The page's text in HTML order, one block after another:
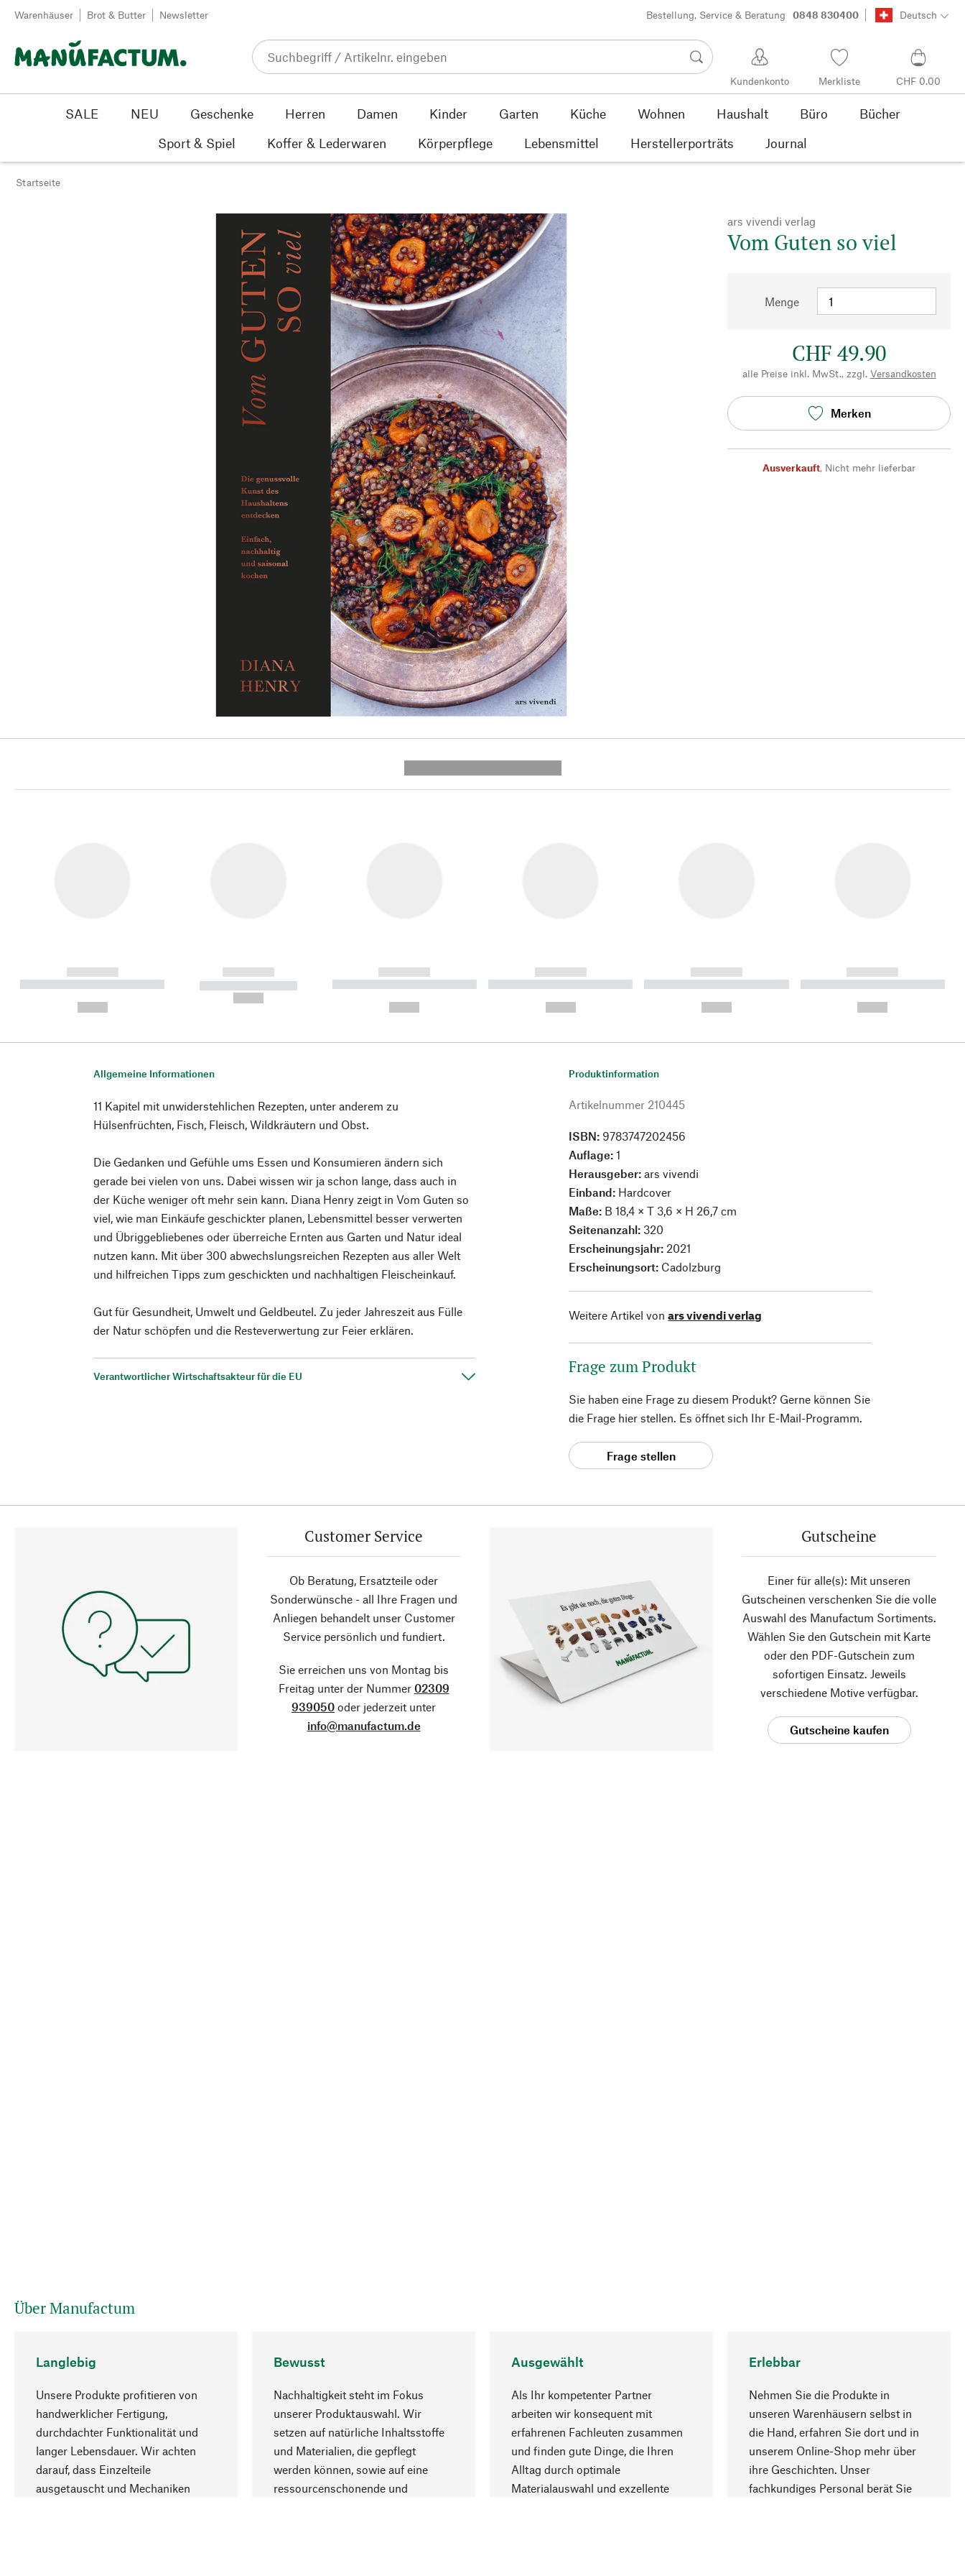
Zum Inhalt springen
Warenhäuser Brot & Butter Newsletter Bestellung, Service & Beratung 0848 830400 Deutsch
Kundenkonto Merkliste CHF 0.00
SALE NEU Geschenke Herren Damen Kinder Garten Küche Wohnen Haushalt Büro
Bücher
Sport & Spiel
Koffer & Lederwaren Körperpflege Lebensmittel Herstellerporträts Journal
Startseite
ars vivendi verlag
Vom Guten so viel
Menge
CHF 49.90
alle Preise inkl. MwSt., zzgl. Versandkosten
Merken
Ausverkauft, Nicht mehr lieferbar
------------
----------- ----------- ----------
------------
----------- -----------
------------
----------- ----------- ----------
------------
----------- ----------- ----------
------------
----------- ----------- ----------
------------
----------- ----------- ----------
Allgemeine Informationen
11 Kapitel mit unwiderstehlichen Rezepten, unter anderem zu
Hülsenfrüchten, Fisch, Fleisch, Wildkräutern und Obst.
Die Gedanken und Gefühle ums Essen und Konsumieren ändern sich
gerade bei vielen von uns. Dabei wissen wir ja schon lange, dass auch in
der Küche weniger oft mehr sein kann. Diana Henry zeigt in Vom Guten so
viel, wie man Einkäufe geschickter planen, Lebensmittel besser verwerten
und Übriggebliebenes oder überreiche Ernten aus Garten und Natur ideal
nutzen kann. Mit über 300 abwechslungsreichen Rezepten aus aller Welt
und hilfreichen Tipps zum geschickten und nachhaltigen Fleischeinkauf.
Gut für Gesundheit, Umwelt und Geldbeutel. Zu jeder Jahreszeit aus Fülle
der Natur schöpfen und die Resteverwertung zur Feier erklären.
Verantwortlicher Wirtschaftsakteur für die EU
Produktinformation
Artikelnummer 210445
ISBN: 9783747202456
Auflage:1
Herausgeber:ars vivendi
Einband: Hardcover
Maße: B 18,4 × T 3,6 × H 26,7 cm
Seitenanzahl: 320
Erscheinungsjahr: 2021
Erscheinungsort: Cadolzburg
Weitere Artikel von ars vivendi verlag
Frage zum Produkt
Sie haben eine Frage zu diesem Produkt? Gerne können Sie
die Frage hier stellen. Es öffnet sich Ihr E-Mail-Programm.
Frage stellen
Customer Service
Ob Beratung, Ersatzteile oder
Sonderwünsche - all Ihre Fragen und
Anliegen behandelt unser Customer
Service persönlich und fundiert.
Sie erreichen uns von Montag bis
Freitag unter der Nummer 02309
939050 oder jederzeit unter
info@manufactum.de
Gutscheine
Einer für alle(s): Mit unseren
Gutscheinen verschenken Sie die volle
Auswahl des Manufactum Sortiments.
Wählen Sie den Gutschein mit Karte
oder den PDF-Gutschein zum
sofortigen Einsatz. Jeweils
verschiedene Motive verfügbar.
Gutscheine kaufen
Über Manufactum
Langlebig
Unsere Produkte profitieren von
handwerklicher Fertigung,
durchdachter Funktionalität und
langer Lebensdauer. Wir achten
darauf, dass Einzelteile
ausgetauscht und Mechaniken
Bewusst
Nachhaltigkeit steht im Fokus
unserer Produktauswahl. Wir
setzen auf natürliche Inhaltsstoffe
und Materialien, die gepflegt
werden können, sowie auf eine
ressourcenschonende und
Ausgewählt
Als Ihr kompetenter Partner
arbeiten wir konsequent mit
erfahrenen Fachleuten zusammen
und finden gute Dinge, die Ihren
Alltag durch optimale
Materialauswahl und exzellente
Erlebbar
Nehmen Sie die Produkte in
unseren Warenhäusern selbst in
die Hand, erfahren Sie dort und in
unserem Online-Shop mehr über
ihre Geschichten. Unser
fachkundiges Personal berät Sie